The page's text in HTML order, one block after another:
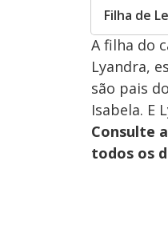
Filha de
A filha do
Lyandra,
são pais
Isabela. E
Consulte
todos os